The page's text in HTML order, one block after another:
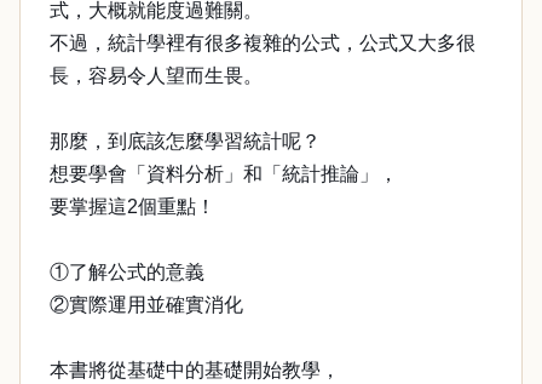
式，大概就能度過難關。
不過，統計學裡有很多複雜的公式，公式又大多很
長，容易令人望而生畏。
那麼，到底該怎麼學習統計呢？
想要學會「資料分析」和「統計推論」，
要掌握這2個重點！
①了解公式的意義
②實際運用並確實消化
本書將從基礎中的基礎開始教學，